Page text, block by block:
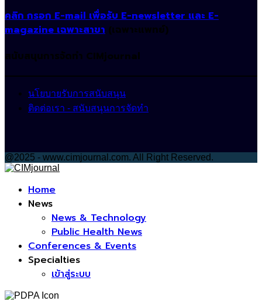
คลิก กรอก E-mail เพื่อรับ E-newsletter และ E-
magazine เฉพาะสาขา (เฉพาะแพทย์)
สนับสนุนการจัดทำ CIMjournal
นโยบายรับการสนับสนุน
ติดต่อเรา - สนับสนุนการจัดทำ
@2025 - www.cimjournal.com. All Right Reserved.
Home
News
News & Technology
Public Health News
Conferences & Events
Specialties
เข้าสู่ระบบ